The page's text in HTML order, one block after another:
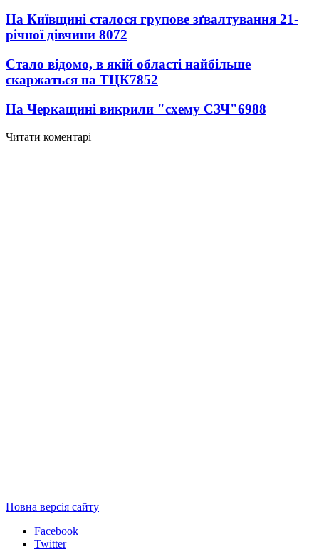
На Київщині сталося групове зґвалтування 21-
річної дівчини 8072
Стало відомо, в якій області найбільше
скаржаться на ТЦК7852
На Черкащині викрили "схему СЗЧ"6988
Читати коментарі
Повна версія сайту
Facebook
Twitter